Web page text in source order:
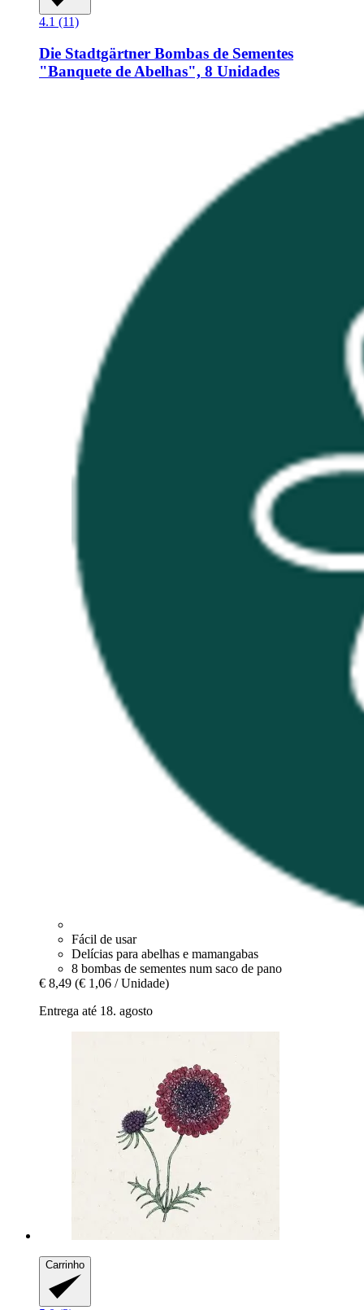
4.1 (11)
Die Stadtgärtner Bombas de Sementes
"Banquete de Abelhas", 8 Unidades
Fácil de usar
Delícias para abelhas e mamangabas
8 bombas de sementes num saco de pano
€ 8,49 (€ 1,06 / Unidade)
Entrega até 18. agosto
Carrinho